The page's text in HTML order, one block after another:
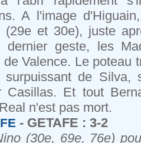
A l'image
(29e et 30e), juste
dernier geste, les
de Valence. Le poteau
de Silva,
Casillas. Et tout
n'est pas mort.
- GETAFE : 3-2
(30e, 69e, 76e)